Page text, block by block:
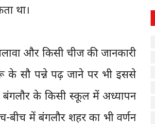
था।
और किसी चीज की जानकारी
के सौ पन्ने पढ़ जाने पर भी इससे
बंगलौर के किसी स्कूल में अध्यापन
बीच में बंगलौर शहर का भी वर्णन